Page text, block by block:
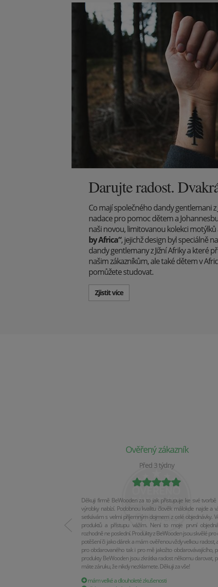
Darujte radost.
Co mají společného dandy gentlemani z
nadace pro pomoc dětem a
naši novou, limitovanou kolekci
by Africa“, jejichž design byl speciálně
dandy gentlemany z Jižní Afriky a které
našim zákazníkům, ale také dětem v
pomůžete studovat.
Zjistit více
Ověřený zákazník
Před 3 týdny
Děkuji firmě BeWooden za to jak přistupuje ke své
výrobky nabízí. Podobnou kvalitu člověk málokde najde a
setkávám s velmi příjemným dojmem z celé objednávky.
produktů a přístupu vážím. Není to moje první
rozhodně ne poslední. Produkty z BeWooden jsou skvělé pro
potěšení či jako dárek a mám ověřenou vždy velkou radost,
pro obdarovaného tak i pro mě jakožto obdarovávajícího,
produkty BeWooden jsou zkrátka radost někomu darovat,
máte záruku, že nikdy nezklamete. Děkuji za vše!
mám velké a dlouholeté zkušenosti